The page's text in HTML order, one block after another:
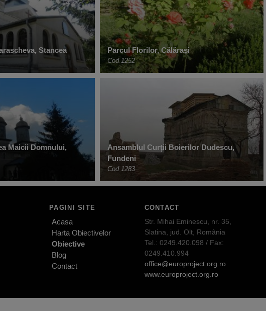
Stancea Parcul Florilor, Călărași
Cod 1252
Maicii Domnului,
Ansamblul Curții Boierilor Dudescu,
Fundeni
Cod 1283
PAGINI SITE
Acasa
Harta Obiectivelor
Obiective
Blog
Contact
CONTACT
Str. Mihai Eminescu, nr. 35,
Slatina, jud. Olt, România
Tel.: 0249.420.098 / Fax:
0249.410.994
office@europroject.org.ro
www.europroject.org.ro